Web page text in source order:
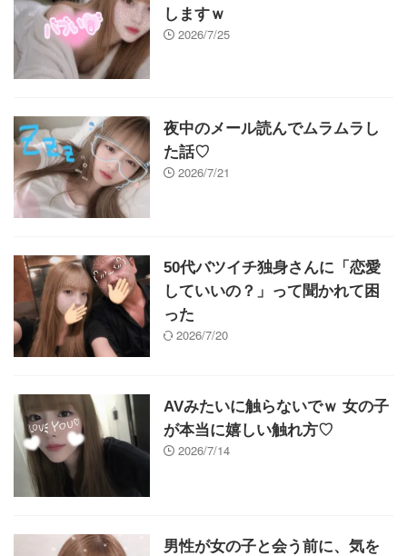
しますｗ
2026/7/25
夜中のメール読んでムラムラし
た話♡
2026/7/21
50代バツイチ独身さんに「恋愛
していいの？」って聞かれて困
った
2026/7/20
AVみたいに触らないでｗ 女の子
が本当に嬉しい触れ方♡
2026/7/14
男性が女の子と会う前に、気を